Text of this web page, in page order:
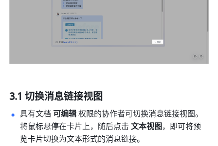
3.1 切换消息链接视图
具有文档 可编辑 权限的协作者可切换消息链接视图。
将鼠标悬停在卡片上，随后点击 文本视图，即可将预
览卡片切换为文本形式的消息链接。